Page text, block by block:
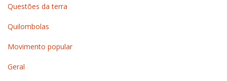
Questões da terra
Quilombolas
Movimento popular
Geral